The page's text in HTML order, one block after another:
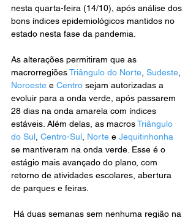
nesta quarta-feira (14/10), após análise dos
bons índices epidemiológicos mantidos no
estado nesta fase da pandemia.
As alterações permitiram que as
macrorregiões Triângulo do Norte Sudeste
Noroeste e Centro sejam autorizadas a
evoluir para a onda verde, após passarem
28 dias na onda amarela com índices
estáveis. Além delas, as macros Triângulo
do Sul Centro-Sul Norte e Jequitinhonha
se mantiveram na onda verde. Esse é o
estágio mais avançado do plano, com
retorno de atividades escolares, abertura
de parques e feiras.